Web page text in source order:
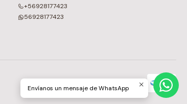
+56928177423
56928177423
Envíanos un mensaje de WhatsApp